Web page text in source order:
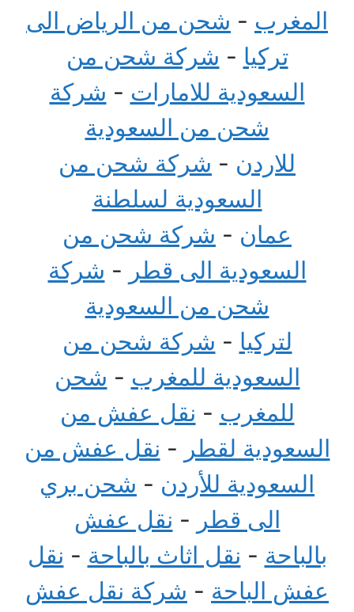
المغرب - شحن من الرياض الى
تركيا - شركة شحن من
السعودية للامارات - شركة
شحن من السعودية
للاردن - شركة شحن من
السعودية لسلطنة
عمان - شركة شحن من
السعودية الى قطر - شركة
شحن من السعودية
لتركيا - شركة شحن من
السعودية للمغرب - شحن
للمغرب - نقل عفش من
السعودية لقطر - نقل عفش من
السعودية للأردن - شحن بري
الى قطر - نقل عفش
بالباحة - نقل اثاث بالباحة - نقل
عفش الباحة - شركة نقل عفش